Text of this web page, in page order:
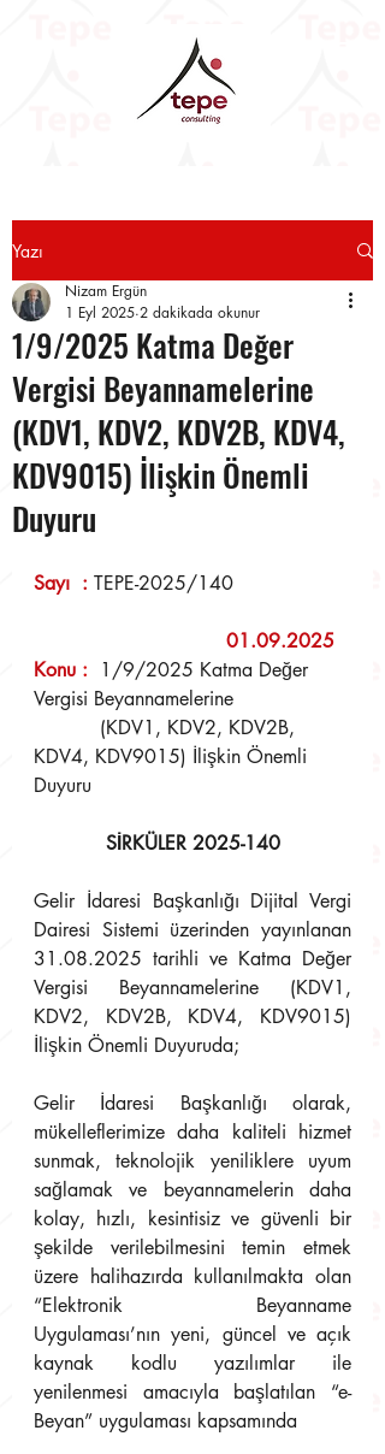
Yazı
1/9/2025 Katma Değer
Vergisi Beyannamelerine
(KDV1, KDV2, KDV2B, KDV4,
KDV9015) İlişkin Önemli
Duyuru
Nizam Ergün
1 Eyl 2025 2 dakikada okunur
Sayı  : TEPE-2025/140
                     	        01.09.2025
Konu : 1/9/2025 Katma Değer
Vergisi Beyannamelerine
KDV4, KDV9015) İlişkin Önemli
Duyuru
SİRKÜLER 2025-140
Gelir İdaresi Başkanlığı Dijital Vergi
Dairesi Sistemi üzerinden yayınlanan
31.08.2025 tarihli ve Katma Değer
Vergisi Beyannamelerine (KDV1,
KDV2, KDV2B, KDV4, KDV9015)
İlişkin Önemli Duyuruda;
Gelir İdaresi Başkanlığı olarak,
mükelleflerimize daha kaliteli hizmet
sunmak, teknolojik yeniliklere uyum
sağlamak ve beyannamelerin daha
kolay, hızlı, kesintisiz ve güvenli bir
şekilde verilebilmesini temin etmek
üzere halihazırda kullanılmakta olan
“Elektronik Beyanname
Uygulaması’nın yeni, güncel ve açık
kaynak kodlu yazılımlar ile
yenilenmesi amacıyla başlatılan “e-
Beyan” uygulaması kapsamında